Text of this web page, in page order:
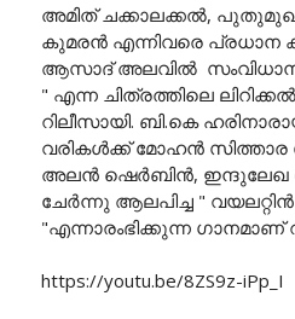
അമിത് ചക്കാലക്കൽ,
കുമരൻ എന്നിവരെ പ്രധാന
ആസാദ് അലവിൽ
" എന്ന ചിത്രത്തിലെ
റിലീസായി. ബി.കെ
വരികൾക്ക് മോഹൻ സിത്താര
അലൻ ഷെർബിൻ, ഇന്ദുലേഖ
ചേർന്നു ആലപിച്ച "
"എന്നാരംഭിക്കുന്ന ഗാനമാണ്
https://youtu.be/8ZS9z-iPp_I